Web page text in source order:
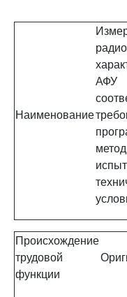
Наименование
Происхождение
трудовой
функции